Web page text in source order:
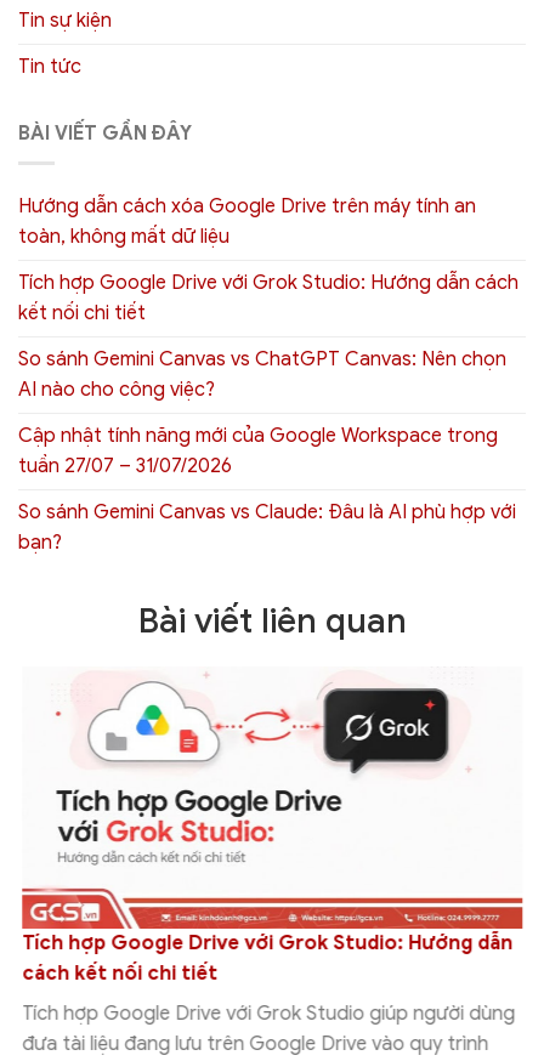
Tin sự kiện
Tin tức
BÀI VIẾT GẦN ĐÂY
Hướng dẫn cách xóa Google Drive trên máy tính an
toàn, không mất dữ liệu
Tích hợp Google Drive với Grok Studio: Hướng dẫn cách
kết nối chi tiết
So sánh Gemini Canvas vs ChatGPT Canvas: Nên chọn
AI nào cho công việc?
Cập nhật tính năng mới của Google Workspace trong
tuần 27/07 – 31/07/2026
So sánh Gemini Canvas vs Claude: Đâu là AI phù hợp với
bạn?
Bài viết liên quan
Tích hợp Google Drive với Grok Studio: Hướng dẫn
cách kết nối chi tiết
Tích hợp Google Drive với Grok Studio giúp người dùng
đưa tài liệu đang lưu trên Google Drive vào quy trình